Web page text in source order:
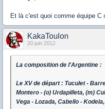
Et là c'est quoi comme équipe C
KakaToulon
20 juin 2012
La composition de l'Argentine :
Le XV de départ : Tuculet -
Montero - (o) Urdapilleta, (m)
Vega - Lozada, Cabello -